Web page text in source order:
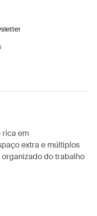
rica em
extra e múltiplos
do trabalho